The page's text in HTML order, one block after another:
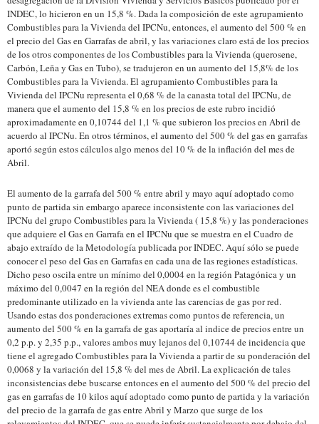
INDEC, lo hicieron en un 15,8 %. Dada la composición de este agrupamiento
Combustibles para la Vivienda del IPCNu, entonces, el aumento del 500 % en
el precio del Gas en Garrafas de abril, y las variaciones claro está de los precios
de los otros componentes de los Combustibles para la Vivienda (querosene,
Carbón, Leña y Gas en Tubo), se tradujeron en un aumento del 15,8% de los
Combustibles para la Vivienda. El agrupamiento Combustibles para la
Vivienda del IPCNu representa el 0,68 % de la canasta total del IPCNu, de
manera que el aumento del 15,8 % en los precios de este rubro incidió
aproximadamente en 0,10744 del 1,1 % que subieron los precios en Abril de
acuerdo al IPCNu. En otros términos, el aumento del 500 % del gas en garrafas
aportó según estos cálculos algo menos del 10 % de la inflación del mes de
Abril.
El aumento de la garrafa del 500 % entre abril y mayo aquí adoptado como
punto de partida sin embargo aparece inconsistente con las variaciones del
IPCNu del grupo Combustibles para la Vivienda ( 15,8 %) y las ponderaciones
que adquiere el Gas en Garrafa en el IPCNu que se muestra en el Cuadro de
abajo extraído de la Metodología publicada por INDEC. Aquí sólo se puede
conocer el peso del Gas en Garrafas en cada una de las regiones estadísticas.
Dicho peso oscila entre un mínimo del 0,0004 en la región Patagónica y un
máximo del 0,0047 en la región del NEA donde es el combustible
predominante utilizado en la vivienda ante las carencias de gas por red.
Usando estas dos ponderaciones extremas como puntos de referencia, un
aumento del 500 % en la garrafa de gas aportaría al indice de precios entre un
0,2 p.p. y 2,35 p.p., valores ambos muy lejanos del 0,10744 de incidencia que
tiene el agregado Combustibles para la Vivienda a partir de su ponderación del
0,0068 y la variación del 15,8 % del mes de Abril. La explicación de tales
inconsistencias debe buscarse entonces en el aumento del 500 % del precio del
gas en garrafas de 10 kilos aquí adoptado como punto de partida y la variación
del precio de la garrafa de gas entre Abril y Marzo que surge de los